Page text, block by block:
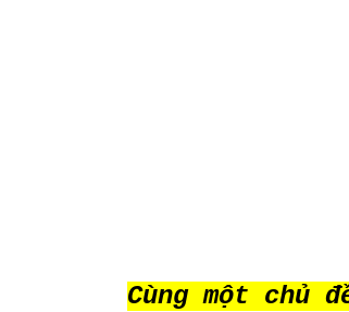
Cùng một chủ